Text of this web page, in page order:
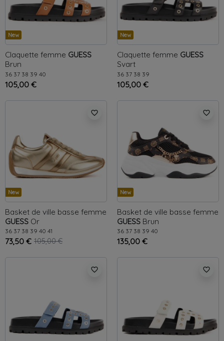
New
Claquette femme GUESS
Brun
36 37 38 39 40
105,00 €
New
Claquette femme GUESS
Svart
36 37 38 39
105,00 €
favorite_border
New
Basket de ville basse femme
GUESS Or
36 37 38 39 40 41
73,50 € 105,00 €
favorite_border
New
Basket de ville basse femme
GUESS Brun
36 37 38 39 40
135,00 €
favorite_border favorite_border